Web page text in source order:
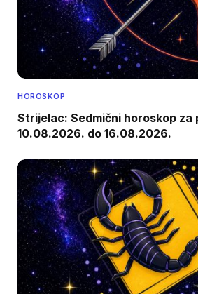
HOROSKOP
Strijelac: Sedmični horoskop za
10.08.2026. do 16.08.2026.